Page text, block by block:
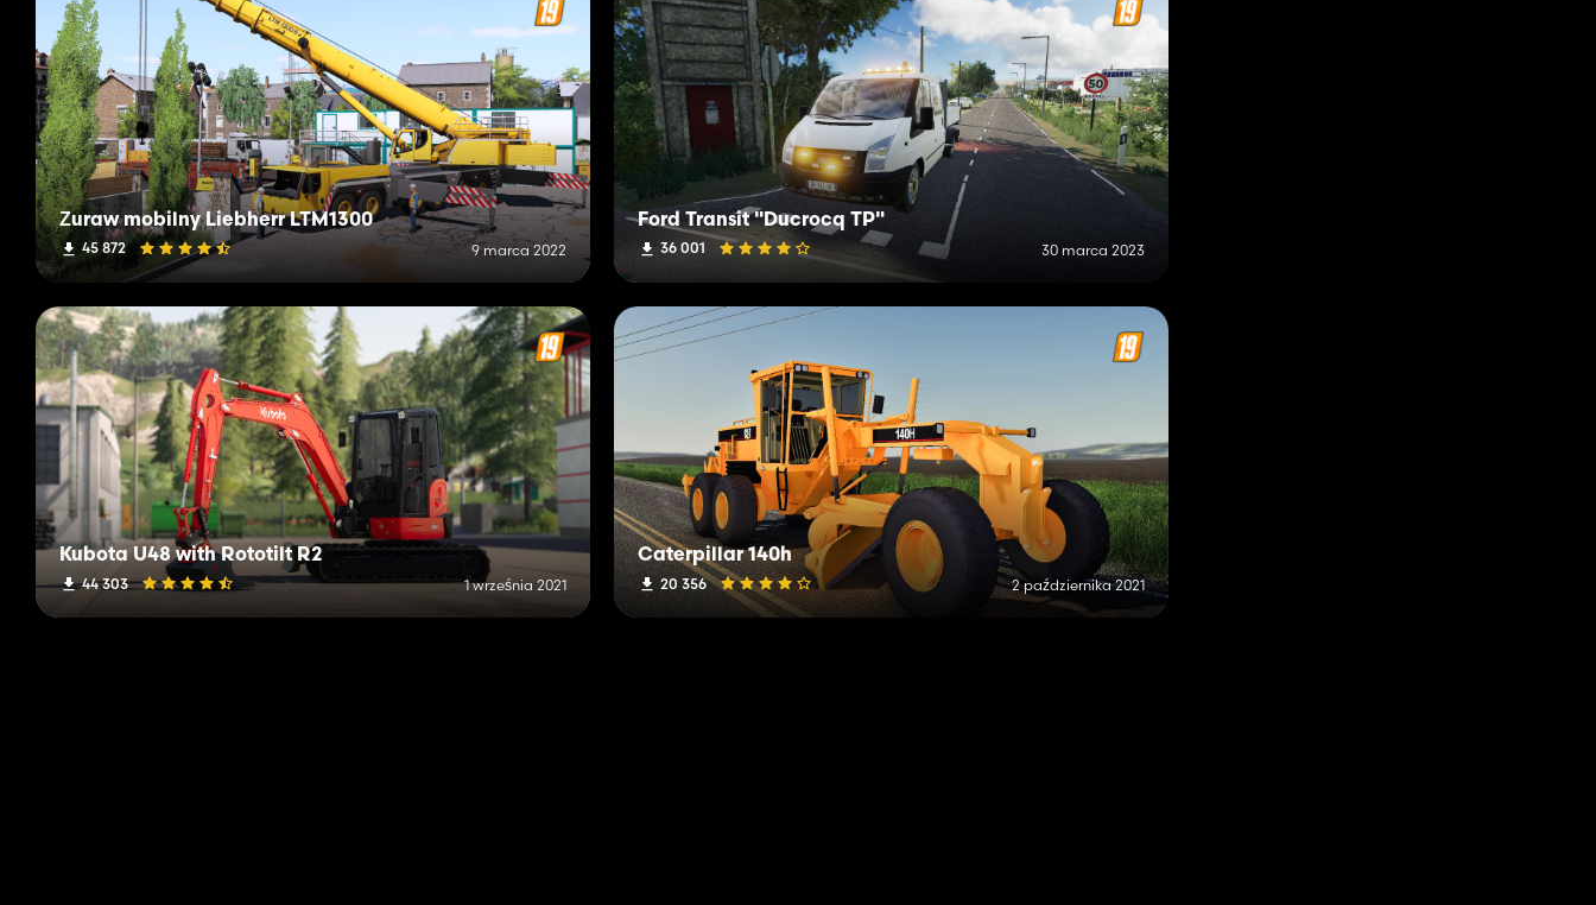
Żuraw mobilny Liebherr LTM1300
45 872 9 marca 2022
Ford Transit "Ducrocq TP"
36 001 30 marca 2023
Kubota U48 with Rototilt R2
44 303 1 września 2021
Caterpillar 140h
20 356 2 października 2021